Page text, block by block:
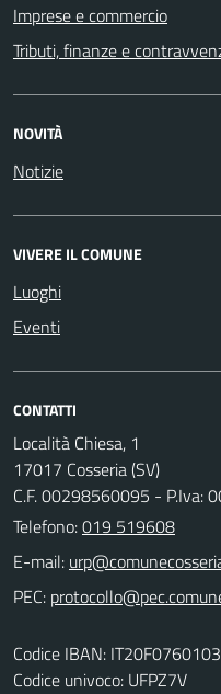
Imprese e commercio
Tributi, finanze e
NOVITÀ
Notizie
VIVERE IL COMUNE
Luoghi
Eventi
CONTATTI
Località Chiesa, 1
17017 Cosseria (SV)
C.F. 00298560095 - P.Iva:
Telefono:019 519608
E-mail:
PEC:
Codice IBAN:
Codice univoco: UFPZ7V